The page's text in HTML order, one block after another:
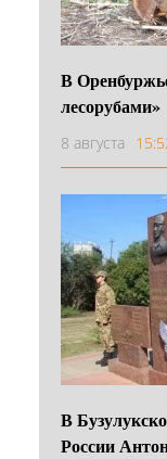
В
лесорубами»
8 августа
В
России